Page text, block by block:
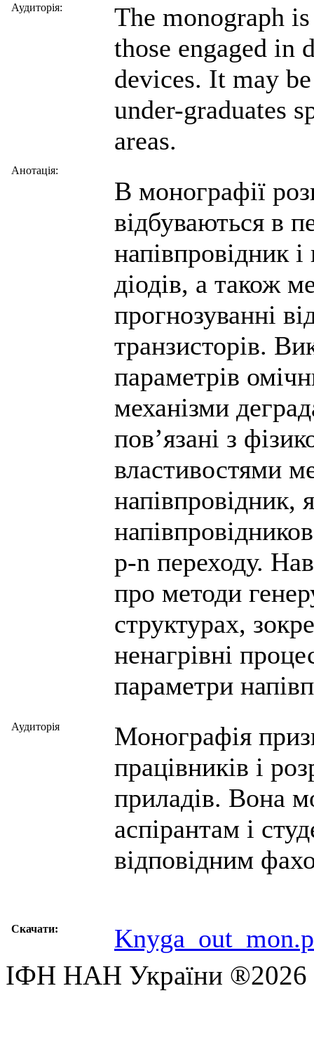
Аудиторія:
The monograph
those engaged in
devices. It may
under-graduates
areas.
Анотація:
В монографії
відбуваються в
напівпровідник
діодів, а також
прогнозуванні
транзисторів.
параметрів
механізми
пов’язані з
властивостями
напівпровідник,
p-n переходу.
про методи
структурах,
ненагрівні
параметри
Аудиторія
Монографія
працівників і
приладів. Вона
аспірантам і
відповідним
Скачати:
ІФН НАН України ®2026